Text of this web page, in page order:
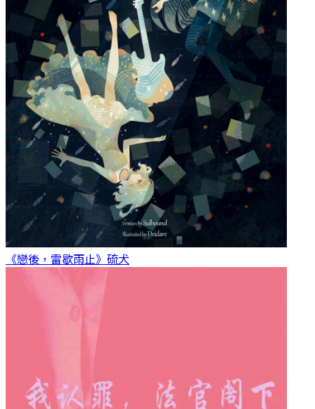
《戀後，雷歇雨止》 硫犬